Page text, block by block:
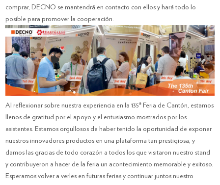
comprar, DECNO se mantendrá en contacto con ellos y hará todo lo
posible para promover la cooperación.
Al reflexionar sobre nuestra experiencia en la 135ª Feria de Cantón, estamos
llenos de gratitud por el apoyo y el entusiasmo mostrados por los
asistentes. Estamos orgullosos de haber tenido la oportunidad de exponer
nuestros innovadores productos en una plataforma tan prestigiosa, y
damos las gracias de todo corazón a todos los que visitaron nuestro stand
y contribuyeron a hacer de la feria un acontecimiento memorable y exitoso.
Esperamos volver a verles en futuras ferias y continuar juntos nuestro